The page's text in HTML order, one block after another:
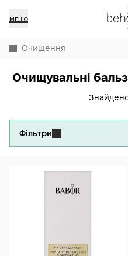
МЕНЮ
Очищення
Очищувальні
Фільтри